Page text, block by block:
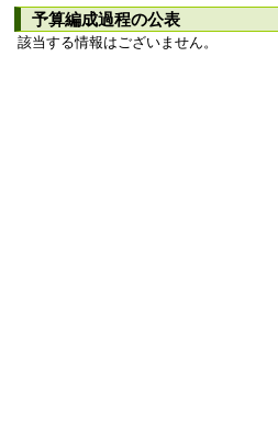
予算編成過程の公表
該当する情報はございません。